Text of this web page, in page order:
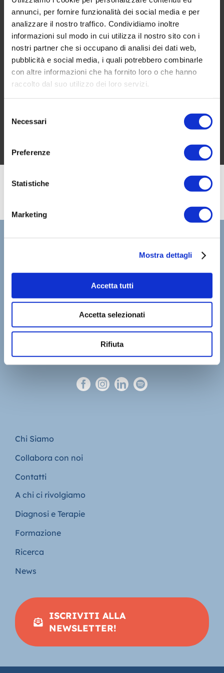
annunci, per fornire funzionalità dei social media e per
analizzare il nostro traffico. Condividiamo inoltre
informazioni sul modo in cui utilizza il nostro sito con i
nostri partner che si occupano di analisi dei dati web,
pubblicità e social media, i quali potrebbero combinarle
con altre informazioni che ha fornito loro o che hanno
raccolto dal suo utilizzo dei loro servizi.
delNecessari
Preferenze
Statistiche
Marketing
Mostra dettagli
Accetta tutti
Accetta selezionati
Rifiuta
Online Growth
BOOK A FREE CONSULTATION
inquiries@company.com
Call us
(555) 802-1234
Chi Siamo
Collabora con noi
Contatti
A chi ci rivolgiamo
Diagnosi e Terapie
Formazione
Ricerca
News
ISCRIVITI ALLA
NEWSLETTER!